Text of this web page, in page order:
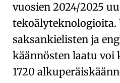
vuosien 2024/2025
tekoälyteknologioita.
saksankielisten ja
käännösten laatu voi
1720